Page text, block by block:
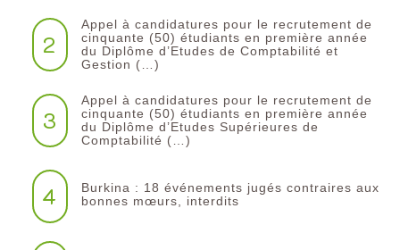
2
Appel à candidatures pour le recrutement de
cinquante (50) étudiants en première année
du Diplôme d’Etudes de Comptabilité et
Gestion (…)
3
Appel à candidatures pour le recrutement de
cinquante (50) étudiants en première année
du Diplôme d’Etudes Supérieures de
Comptabilité (…)
4
Burkina : 18 événements jugés contraires aux
bonnes mœurs, interdits